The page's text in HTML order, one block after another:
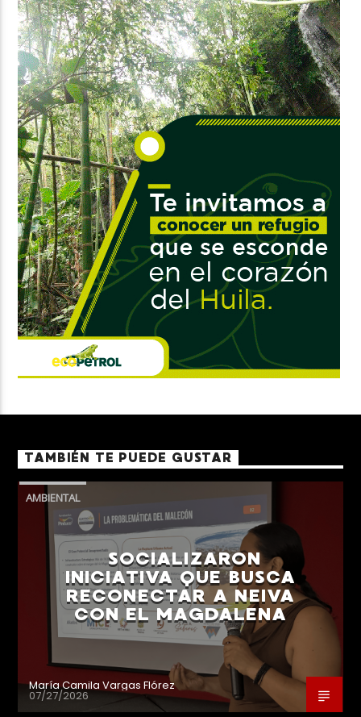
TAMBIÉN TE PUEDE GUSTAR
AMBIENTAL
SOCIALIZARON
INICIATIVA QUE BUSCA
RECONECTAR A NEIVA
CON EL MAGDALENA
María Camila Vargas Flórez
07/27/2026